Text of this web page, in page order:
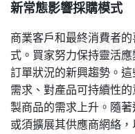
新常態影響採購模式
商業客戶和最終消費者
式。買家努力保持靈活
訂單狀況的新興趨勢。
需求、對產品可持續性
製商品的需求上升。隨
或須擴展其供應商網絡，